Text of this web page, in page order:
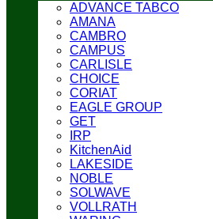
ADVANCE TABCO
AMANA
CAMBRO
CAMPUS
CARLISLE
CHOICE
CORIAT
EAGLE GROUP
GET
IRP
KitchenAid
LAKESIDE
NOBLE
SOLWAVE
VOLLRATH